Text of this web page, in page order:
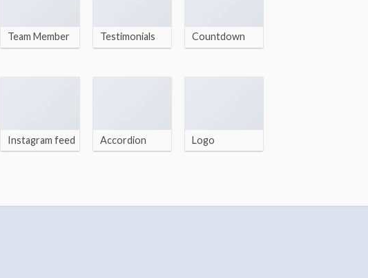
Team Member Testimonials Countdown
Instagram feed Accordion Logo